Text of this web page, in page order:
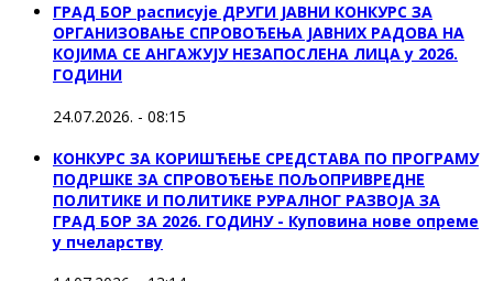
ГРАД БОР расписује ДРУГИ ЈАВНИ КОНКУРС ЗА
ОРГАНИЗОВАЊЕ СПРОВОЂЕЊА ЈАВНИХ РАДОВА НА
КОЈИМА СЕ АНГАЖУЈУ НЕЗАПОСЛЕНА ЛИЦА у 2026.
ГОДИНИ
24.07.2026. - 08:15
КОНКУРС ЗА КОРИШЋЕЊЕ СРЕДСТАВА ПО ПРОГРАМУ
ПОДРШКЕ ЗА СПРОВОЂЕЊЕ ПОЉОПРИВРЕДНЕ
ПОЛИТИКЕ И ПОЛИТИКЕ РУРАЛНОГ РАЗВОЈА ЗА
ГРАД БОР ЗА 2026. ГОДИНУ - Куповина нове опреме
у пчеларству